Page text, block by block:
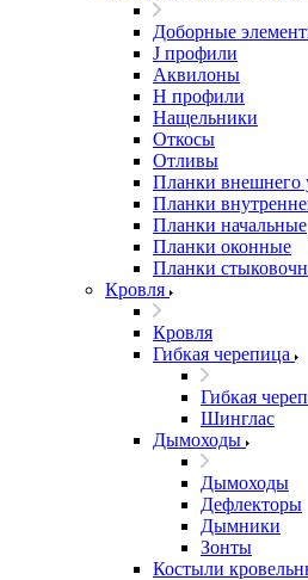
Доборные
J профили
Аквилоны
Н профили
Нащельники
Откосы
Отливы
Планки внешнего
Планки
Планки начальные
Планки оконные
Планки
Кровля
Кровля
Гибкая черепица
Гибкая
Шинглас
Дымоходы
Дымоходы
Дефлекторы
Дымники
Зонты
Костыли